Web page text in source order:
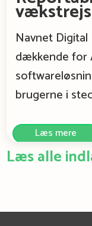
Navnet
dækkende for
brugerne i
Læs mere
Læs alle